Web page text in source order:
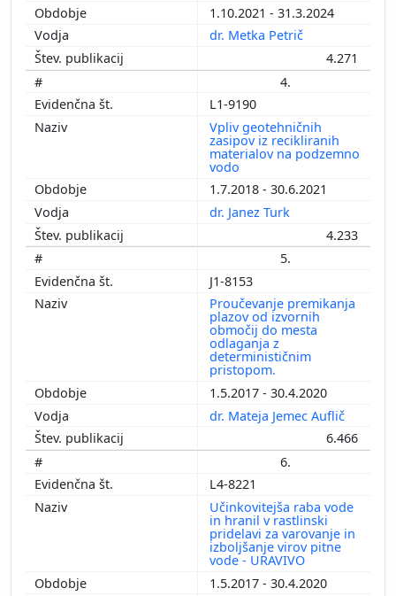
1.10.2021 - 31.3.2024
dr. Metka Petrič
4.271
4.
L1-9190
Vpliv geotehničnih
zasipov iz recikliranih
materialov na podzemno
vodo
1.7.2018 - 30.6.2021
dr. Janez Turk
4.233
5.
J1-8153
Proučevanje premikanja
plazov od izvornih
območij do mesta
odlaganja z
determinističnim
pristopom.
1.5.2017 - 30.4.2020
dr. Mateja Jemec Auflič
6.466
6.
L4-8221
Učinkovitejša raba vode
in hranil v rastlinski
pridelavi za varovanje in
izboljšanje virov pitne
vode - URAVIVO
1.5.2017 - 30.4.2020